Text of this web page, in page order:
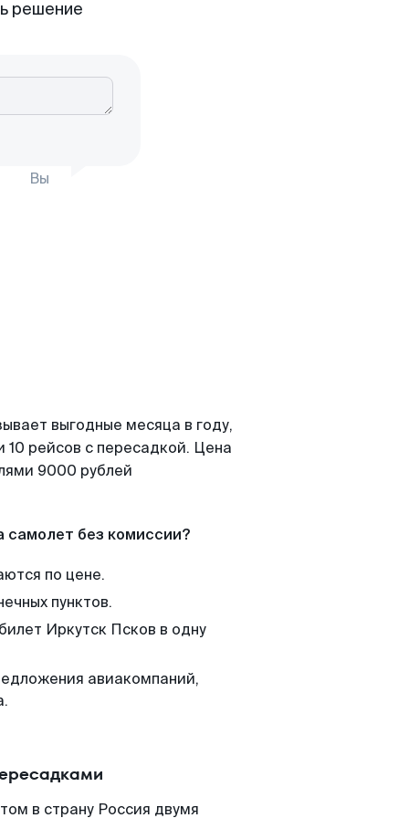
решение
Вы
выгодные месяца в году,
рейсов с пересадкой. Цена
9000 рублей
самолет без комиссии?
по цене.
пунктов.
Иркутск Псков в одну
авиакомпаний,
в страну Россия двумя